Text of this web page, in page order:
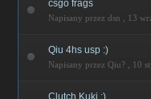
csgo frags
Napisany przez dsn , 13
Qiu 4hs usp :)
Napisany przez Qiu? , 10
Clutch Kuki ;)